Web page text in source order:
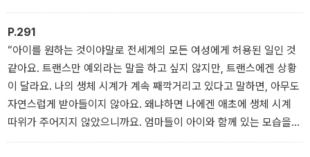
에 대한 에이미 자신의 억압을 그 누구도 그토록 쉽게 꿰뚫어 보지 못
했다. 에이미도 상처를 입었고 고통을 겪었을 거라고 그 누구도 생각
하지 않았다. 다른 사람은 몰라도 에이미는 아닐 거라고 생각했다. 그
순간까지 에이미는 자신에게 누군가의 그런 인정이 필요했다는 사실
을 알지 못했다. 에이미는 항의하려 입을 벌렸다가 침을 꿀꺽 삼켰고,
다시 한번 무너져 내리며 눈물을 흘렸다. 에이미는 리즈의 품에 안겨
흐느껴 울었다. 오랜 세월 에이미가 스스로에게 저지른 짓들에, 스스
P.291
“아이를 원하는 것이야말로 전세계의 모든 여성에게 허용된 일인 것
같아요. 트랜스만 예외라는 말을 하고 싶지 않지만, 트랜스에겐 상황
이 달라요. 나의 생체 시계가 계속 째깍거리고 있다고 말하면, 아무도
자연스럽게 받아들이지 않아요. 왜냐하면 나에겐 애초에 생체 시계
따위가 주어지지 않았으니까요. 엄마들이 아이와 함께 있는 모습을
보면 가슴이 아파요. 너무 질투가 나요. 마치 굶주림처럼, 내 몸이 느